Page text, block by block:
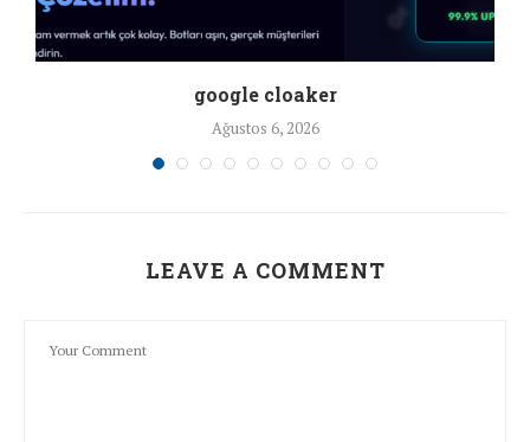
google cloaker
Ağustos 6, 2026
LEAVE A COMMENT